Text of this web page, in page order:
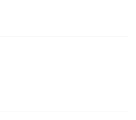
Naherholungsraum Wien sowie
St. Pölten. Viele Bauernhöfe hatten
bauten viele Wiener
Wegen des
haben viele Jagdpächter ihre
Sicht die bedeutendste
Gebiet mit Wanderwegen durch
lädt dazu ein. Gefördert